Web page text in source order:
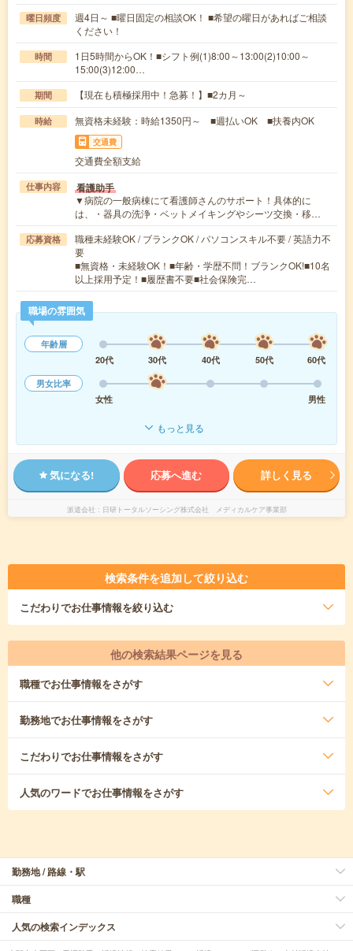
曜日頻度
週4日～ ■曜日固定の相談OK！ ■希望の曜日があればご相談
ください！
時間
1日5時間からOK！■シフト例(1)8:00～13:00(2)10:00～
15:00(3)12:00…
期間 【現在も積極採用中！急募！】■2カ月～
時給 無資格未経験：時給1350円～ ■週払いOK ■扶養内OK
交通費
交通費全額支給
仕事内容 看護助手
▼病院の一般病棟にて看護師さんのサポート！具体的に
は、・器具の洗浄・ベットメイキングやシーツ交換・移…
応募資格
職種未経験OK / ブランクOK / パソコンスキル不要 / 英語力不
要
■無資格・未経験OK！■年齢・学歴不問！ブランクOK!■10名
以上採用予定！■履歴書不要■社会保険完…
職場の雰囲気
年齢層
20代
30代 40代 50代
60代
男女比率
女性
男性
もっと見る
気になる! 応募へ進む 詳しく見る
派遣会社 日研トータルソーシング株式会社 メディカルケア事業部
検索条件を追加して絞り込む
こだわりでお仕事情報を絞り込む
他の検索結果ページを見る
職種でお仕事情報をさがす
勤務地でお仕事情報をさがす
こだわりでお仕事情報をさがす
人気のワードでお仕事情報をさがす
勤務地 / 路線・駅
職種
人気の検索インデックス